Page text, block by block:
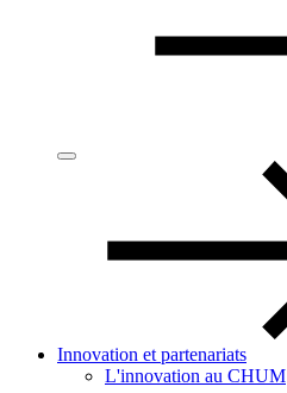
Innovation et partenariats
L'innovation au CHUM